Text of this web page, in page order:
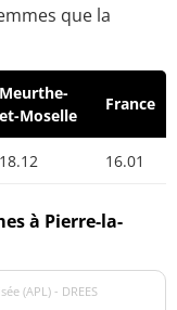
que la
Meurthe-
et-Moselle
France
18.12 16.01
à Pierre-la-
(APL) - DREES